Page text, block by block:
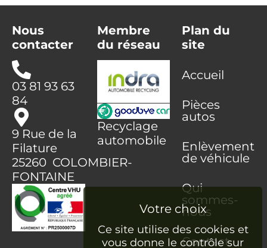
Nous
contacter
03 81 93 63
84
9 Rue de la
Filature
25260 COLOMBIER-
FONTAINE
Membre
du réseau
Recyclage
automobile
Plan du
site
Accueil
Pièces
autos
Enlèvement
de véhicule
Qui
sommes-
nous
Contact
Ce site utilise des cookies et
vous donne le contrôle sur